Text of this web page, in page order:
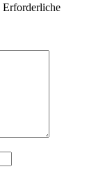
Erforderliche